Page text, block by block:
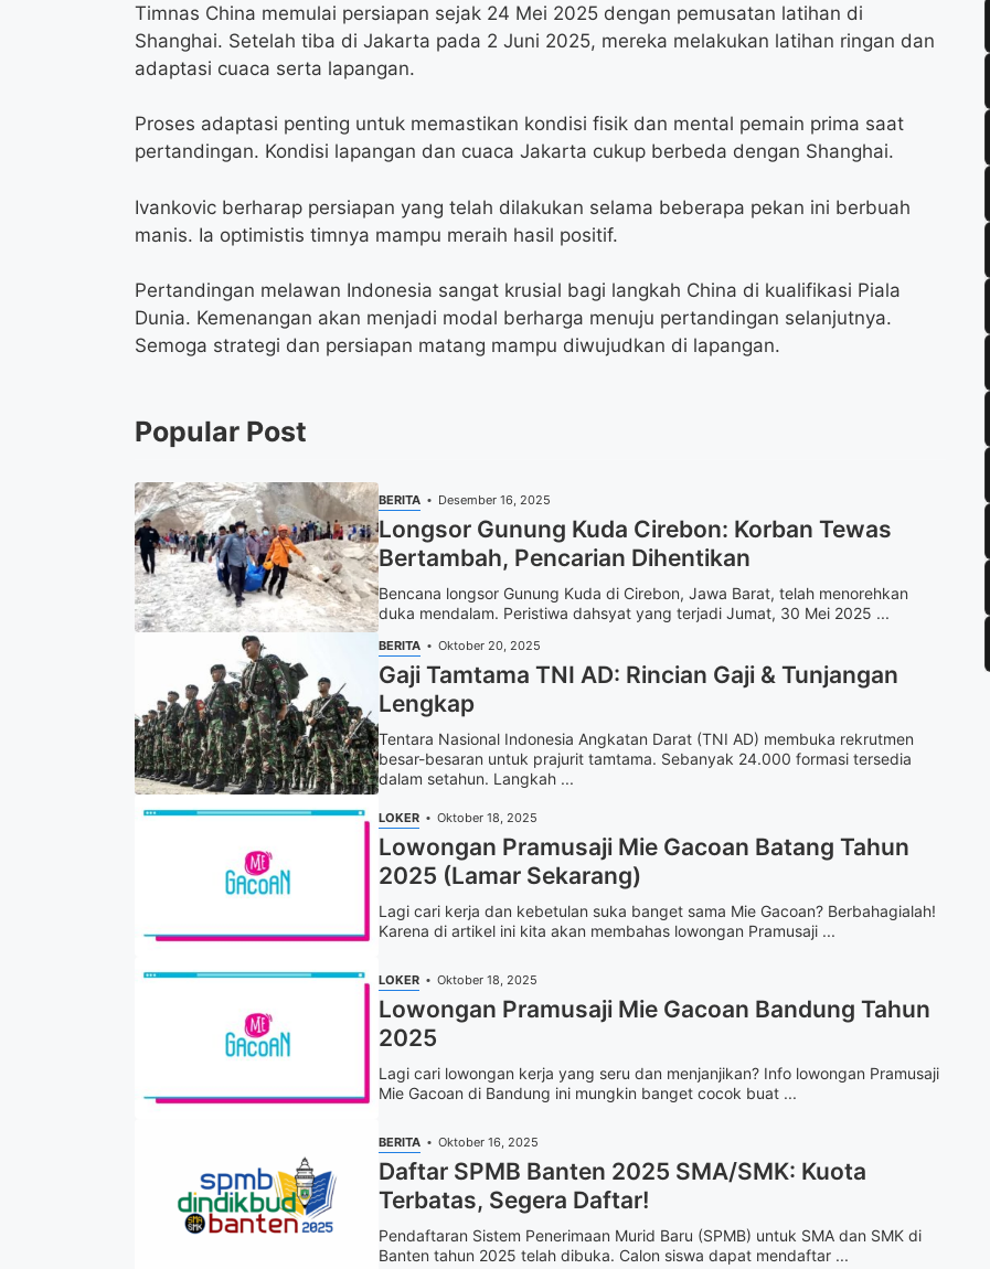
Timnas China memulai persiapan sejak 24 Mei 2025 dengan pemusatan latihan di
Shanghai. Setelah tiba di Jakarta pada 2 Juni 2025, mereka melakukan latihan ringan dan
adaptasi cuaca serta lapangan.
Proses adaptasi penting untuk memastikan kondisi fisik dan mental pemain prima saat
pertandingan. Kondisi lapangan dan cuaca Jakarta cukup berbeda dengan Shanghai.
Ivankovic berharap persiapan yang telah dilakukan selama beberapa pekan ini berbuah
manis. Ia optimistis timnya mampu meraih hasil positif.
Pertandingan melawan Indonesia sangat krusial bagi langkah China di kualifikasi Piala
Dunia. Kemenangan akan menjadi modal berharga menuju pertandingan selanjutnya.
Semoga strategi dan persiapan matang mampu diwujudkan di lapangan.
Popular Post
BERITA Desember 16, 2025
Longsor Gunung Kuda Cirebon: Korban Tewas
Bertambah, Pencarian Dihentikan
Bencana longsor Gunung Kuda di Cirebon, Jawa Barat, telah menorehkan
duka mendalam. Peristiwa dahsyat yang terjadi Jumat, 30 Mei 2025 ...
BERITA Oktober 20, 2025
Gaji Tamtama TNI AD: Rincian Gaji & Tunjangan
Lengkap
Tentara Nasional Indonesia Angkatan Darat (TNI AD) membuka rekrutmen
besar-besaran untuk prajurit tamtama. Sebanyak 24.000 formasi tersedia
dalam setahun. Langkah ...
LOKER Oktober 18, 2025
Lowongan Pramusaji Mie Gacoan Batang Tahun
2025 (Lamar Sekarang)
Lagi cari kerja dan kebetulan suka banget sama Mie Gacoan? Berbahagialah!
Karena di artikel ini kita akan membahas lowongan Pramusaji ...
LOKER Oktober 18, 2025
Lowongan Pramusaji Mie Gacoan Bandung Tahun
2025
Lagi cari lowongan kerja yang seru dan menjanjikan? Info lowongan Pramusaji
Mie Gacoan di Bandung ini mungkin banget cocok buat ...
BERITA Oktober 16, 2025
Daftar SPMB Banten 2025 SMA/SMK: Kuota
Terbatas, Segera Daftar!
Pendaftaran Sistem Penerimaan Murid Baru (SPMB) untuk SMA dan SMK di
Banten tahun 2025 telah dibuka. Calon siswa dapat mendaftar ...